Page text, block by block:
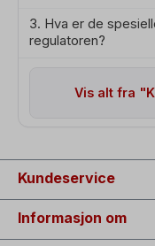
3. Hva er de
regulatoren?
Vis alt fra
Kundeservice
Informasjon om